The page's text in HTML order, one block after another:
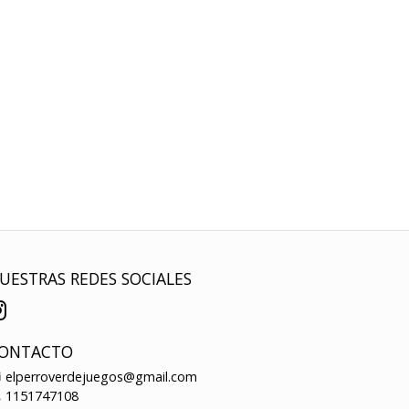
REDES SOCIALES
elperroverdejuegos@gmail.com
1151747108